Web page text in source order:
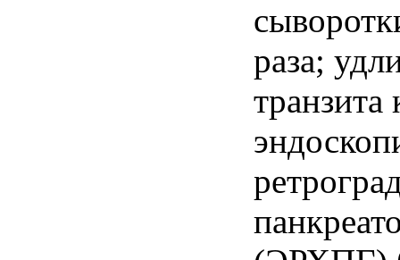
раза;
транзита